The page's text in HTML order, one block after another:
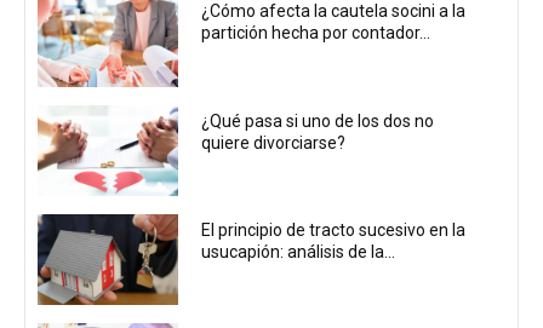
¿Cómo afecta la cautela socini a la
partición hecha por contador...
¿Qué pasa si uno de los dos no
quiere divorciarse?
El principio de tracto sucesivo en la
usucapión: análisis de la...